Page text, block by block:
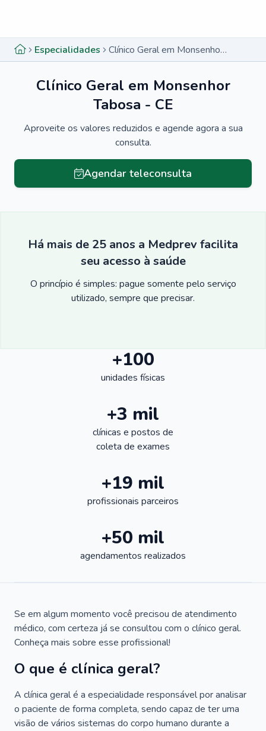
Especialidades Clínico Geral em Monsenhor Tabosa - CE
Clínico Geral em Monsenhor
Tabosa - CE
Aproveite os valores reduzidos e agende agora a sua
consulta.
Agendar teleconsulta
Há mais de 25 anos a Medprev facilita
seu acesso à saúde
O princípio é simples: pague somente pelo serviço
utilizado, sempre que precisar.
+100
unidades físicas
+3 mil
clínicas e postos de
coleta de exames
+19 mil
profissionais parceiros
+50 mil
agendamentos realizados
Se em algum momento você precisou de atendimento
médico, com certeza já se consultou com o clínico geral.
Conheça mais sobre esse profissional!
O que é clínica geral?
A clínica geral é a especialidade responsável por analisar
o paciente de forma completa, sendo capaz de ter uma
visão de vários sistemas do corpo humano durante a